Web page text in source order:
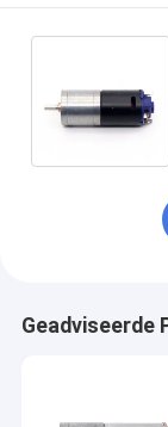
Geadviseerde